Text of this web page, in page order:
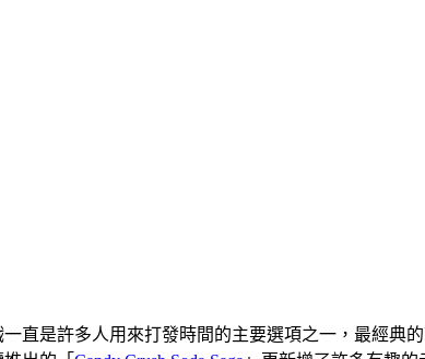
直是許多人用來打發時間的主要選項之一，最經典的